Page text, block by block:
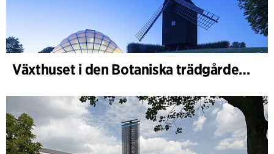
Växthuset i den Botaniska trädgården, Aarhus Universitet